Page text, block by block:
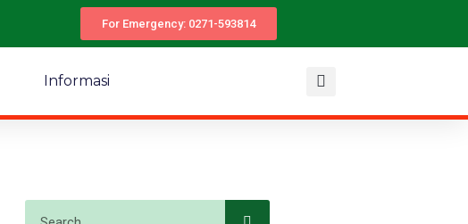
For Emergency: 0271-593814
Informasi